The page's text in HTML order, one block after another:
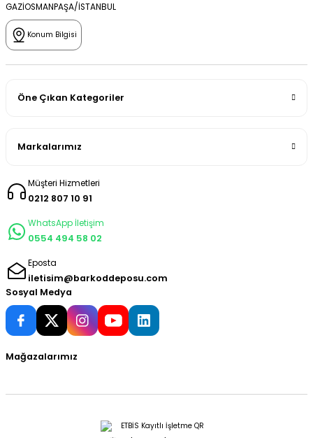
GAZİOSMANPAŞA/İSTANBUL
Konum Bilgisi
Öne Çıkan Kategoriler
Markalarımız
Müşteri Hizmetleri
0212 807 10 91
WhatsApp İletişim
0554 494 58 02
Eposta
iletisim@barkoddeposu.com
Sosyal Medya
Mağazalarımız